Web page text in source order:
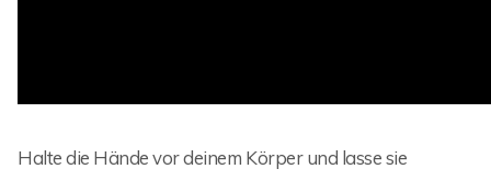
Halte die Hände vor deinem Körper und lasse sie